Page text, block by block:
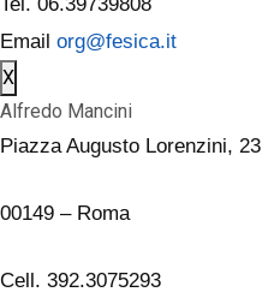
Email org@fesica.it
X
Alfredo Mancini
Piazza Augusto Lorenzini, 23
00149 – Roma
Cell. 392.3075293